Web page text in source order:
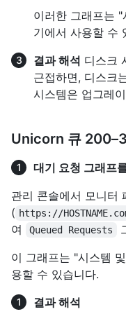
이러한 그래프는
기에서 사용할 수
결과 해석 디스크
근접하면, 디스크
시스템은 업그레
Unicorn 큐
대기 요청 그래프
관리 콘솔에서 모니터
( https://
여
Queued Requests
이 그래프는 "시스템
용할 수 있습니다.
결과 해석